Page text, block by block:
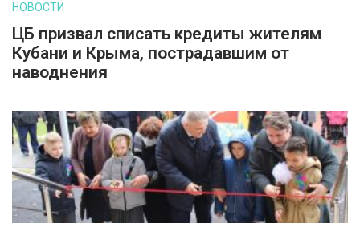
НОВОСТИ
ЦБ призвал списать кредиты жителям
Кубани и Крыма, пострадавшим от
наводнения